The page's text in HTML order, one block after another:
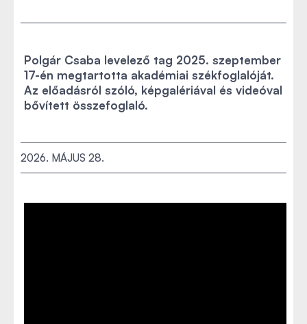
Polgár Csaba levelező tag 2025. szeptember
17-én megtartotta akadémiai székfoglalóját.
Az előadásról szóló, képgalériával és videóval
bővített összefoglaló.
2026. MÁJUS 28.